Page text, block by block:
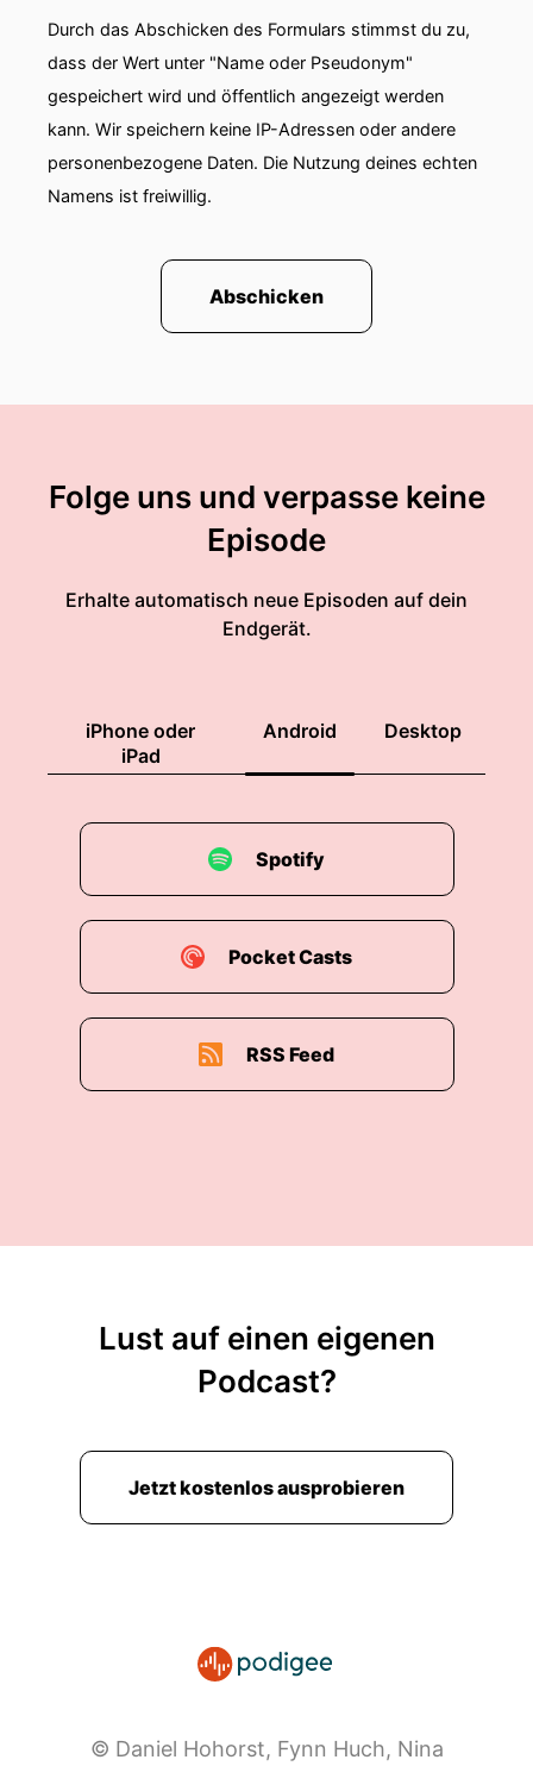
Durch das Abschicken des Formulars stimmst du zu,
dass der Wert unter "Name oder Pseudonym"
gespeichert wird und öffentlich angezeigt werden
kann. Wir speichern keine IP-Adressen oder andere
personenbezogene Daten. Die Nutzung deines echten
Namens ist freiwillig.
Abschicken
Folge uns und verpasse keine
Episode
Erhalte automatisch neue Episoden auf dein
Endgerät.
iPhone oder
iPad
Android Desktop
Spotify
Pocket Casts
RSS Feed
Lust auf einen eigenen
Podcast?
Jetzt kostenlos ausprobieren
© Daniel Hohorst, Fynn Huch, Nina